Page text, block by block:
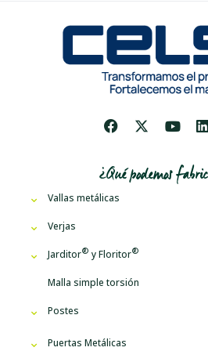
¿Qué podemos
Vallas metálicas
Verjas
Jarditor yFloritor
Malla simple torsión
Postes
Puertas Metálicas